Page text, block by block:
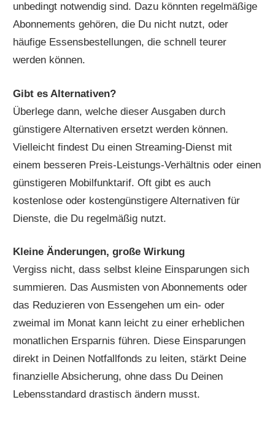
unbedingt notwendig sind. Dazu könnten regelmäßige
Abonnements gehören, die Du nicht nutzt, oder
häufige Essensbestellungen, die schnell teurer
werden können.
Gibt es Alternativen?
Überlege dann, welche dieser Ausgaben durch
günstigere Alternativen ersetzt werden können.
Vielleicht findest Du einen Streaming-Dienst mit
einem besseren Preis-Leistungs-Verhältnis oder einen
günstigeren Mobilfunktarif. Oft gibt es auch
kostenlose oder kostengünstigere Alternativen für
Dienste, die Du regelmäßig nutzt.
Kleine Änderungen, große Wirkung
Vergiss nicht, dass selbst kleine Einsparungen sich
summieren. Das Ausmisten von Abonnements oder
das Reduzieren von Essengehen um ein- oder
zweimal im Monat kann leicht zu einer erheblichen
monatlichen Ersparnis führen. Diese Einsparungen
direkt in Deinen Notfallfonds zu leiten, stärkt Deine
finanzielle Absicherung, ohne dass Du Deinen
Lebensstandard drastisch ändern musst.